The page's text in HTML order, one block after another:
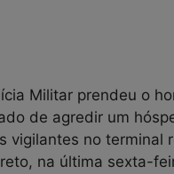
Militar prendeu o
de agredir um
vigilantes no terminal
na última sexta-